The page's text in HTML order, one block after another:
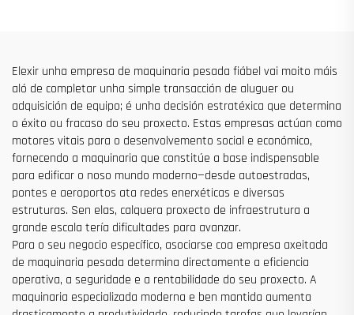
Elexir unha empresa de maquinaria pesada fiábel vai moito máis
aló de completar unha simple transacción de aluguer ou
adquisición de equipo; é unha decisión estratéxica que determina
o éxito ou fracaso do seu proxecto. Estas empresas actúan como
motores vitais para o desenvolvemento social e económico,
fornecendo a maquinaria que constitúe a base indispensable
para edificar o noso mundo moderno—desde autoestradas,
pontes e aeroportos ata redes enerxéticas e diversas
estruturas. Sen elas, calquera proxecto de infraestrutura a
grande escala tería dificultades para avanzar.
Para o seu negocio específico, asociarse coa empresa axeitada
de maquinaria pesada determina directamente a eficiencia
operativa, a seguridade e a rentabilidade do seu proxecto. A
maquinaria especializada moderna e ben mantida aumenta